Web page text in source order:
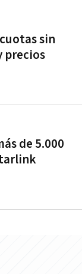
sin
precios
de 5.000